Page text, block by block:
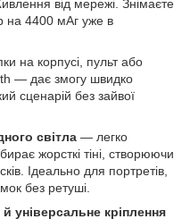
від мережі. Знімаєте
на 4400 мАг уже в
на корпусі, пульт або
— дає змогу швидко
сценарій без зайвої
світла — легко
жорсткі тіні, створюючи
Ідеально для портретів,
без ретуші.
універсальне кріплення